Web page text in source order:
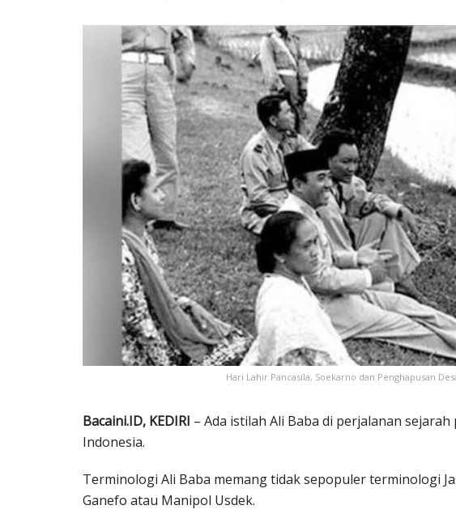
Hari Lahir Pancasila, Soekarno dan Penghapusan
Bacaini.ID, KEDIRI – Ada istilah Ali Baba di perjalanan
Indonesia.
Terminologi Ali Baba memang tidak sepopuler terminologi
Ganefo atau Manipol Usdek.